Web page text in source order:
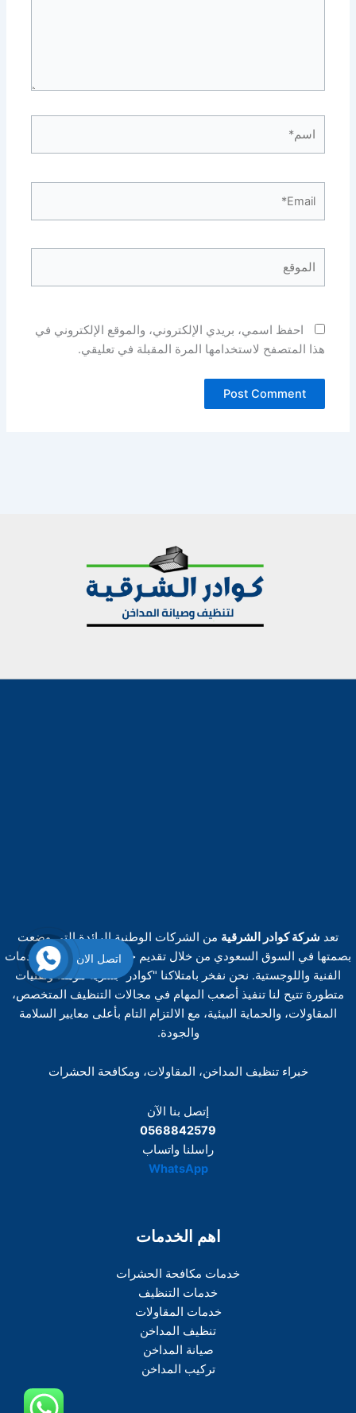
احفظ اسمي، بريدي الإلكتروني، والموقع الإلكتروني في
هذا المتصفح لاستخدامها المرة المقبلة في تعليقي.
تعد شركة كوادر الشرقية من الشركات الوطنية الرائدة التي وضعت
بصمتها في السوق السعودي من خلال تقديم حزمة متكاملة من الخدمات
الفنية واللوجستية. نحن نفخر بامتلاكنا "كوادر" بشرية مؤهلة وتقنيات
متطورة تتيح لنا تنفيذ أصعب المهام في مجالات التنظيف المتخصص،
المقاولات، والحماية البيئية، مع الالتزام التام بأعلى معايير السلامة
والجودة.
خبراء تنظيف المداخن، المقاولات، ومكافحة الحشرات
إتصل بنا الآن
0568842579
راسلنا واتساب
WhatsApp
اهم الخدمات
خدمات مكافحة الحشرات
خدمات التنظيف
خدمات المقاولات
تنظيف المداخن
صيانة المداخن
تركيب المداخن
اتصل الان